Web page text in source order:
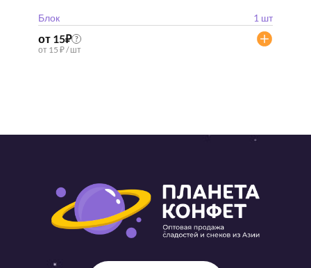
Блок 1 шт
от 15₽ ?
от 15 ₽ / шт